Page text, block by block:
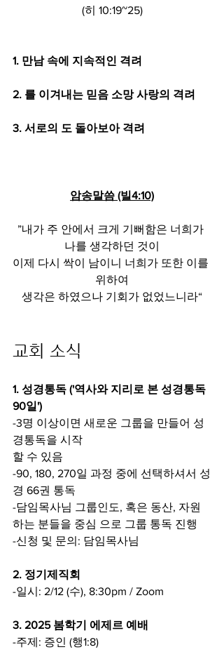
(히 10:19~25)
1. 만남 속에 지속적인 격려
2. 를 이겨내는 믿음 소망 사랑의 격려
3. 서로의 도 돌아보아 격려
암송말씀 (빌4:10)
”내가 주 안에서 크게 기뻐함은 너희가
나를 생각하던 것이
이제 다시 싹이 남이니 너희가 또한 이를
위하여
생각은 하였으나 기회가 없었느니라“
교회 소식
1. 성경통독 ('역사와 지리로 본 성경통독
90일')
-3명 이상이면 새로운 그룹을 만들어 성
경통독을 시작
할 수 있음
-90, 180, 270일 과정 중에 선택하셔서 성
경 66권 통독
-담임목사님 그룹인도, 혹은 동산, 자원
하는 분들을 중심 으로 그룹 통독 진행
-신청 및 문의: 담임목사님
2. 정기제직회
-일시: 2/12 (수), 8:30pm / Zoom
3. 2025 봄학기 에제르 예배
-주제: 증인 (행1:8)